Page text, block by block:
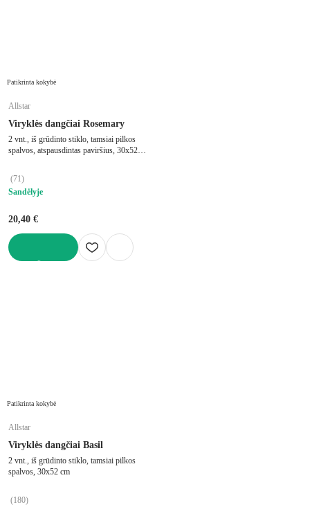
Patikrinta kokybė
Allstar
Viryklės dangčiai Rosemary
2 vnt., iš grūdinto stiklo, tamsiai pilkos
spalvos, atspausdintas paviršius, 30x52
(71)
Sandėlyje
20,40 €
Patikrinta kokybė
Allstar
Viryklės dangčiai Basil
2 vnt., iš grūdinto stiklo, tamsiai pilkos
spalvos, 30x52 cm
(180)